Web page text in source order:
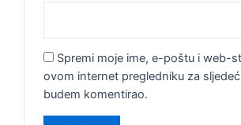
Spremi moje ime, e-poštu i web-
ovom internet pregledniku za
budem komentirao.